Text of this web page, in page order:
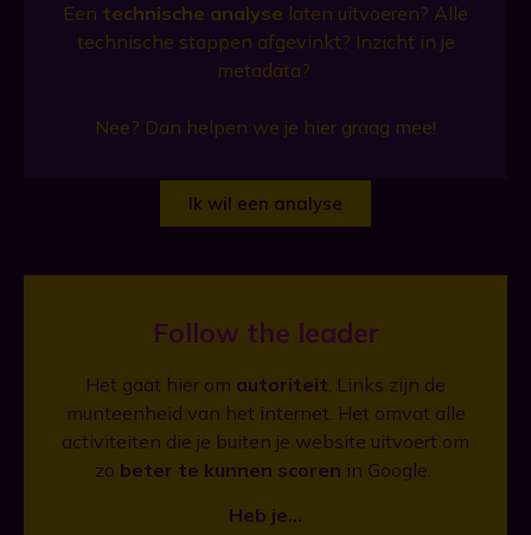
Een technische analyse laten uitvoeren? Alle
technische stappen afgevinkt? Inzicht in je
metadata?
Nee? Dan helpen we je hier graag mee!
Ik wil een analyse
Follow the leader
Het gaat hier om autoriteit . Links zijn de
munteenheid van het internet. Het omvat alle
activiteiten die je buiten je website uitvoert om
zo beter te kunnen scoren in Google.
Heb je…